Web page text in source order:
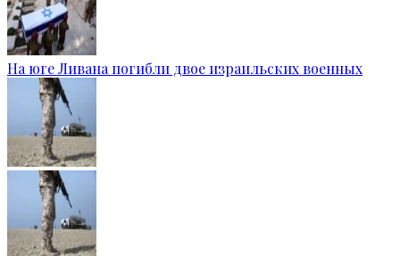
На юге Ливана погибли двое израильских военных